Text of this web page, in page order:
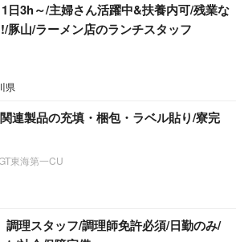
日3h～/主婦さん活躍中&扶養内可/残業な
豚山/ラーメン店のランチスタッフ
県
連製品の充填・梱包・ラベル貼り/寮完
東海第一CU
調理スタッフ/調理師免許必須/日勤のみ/